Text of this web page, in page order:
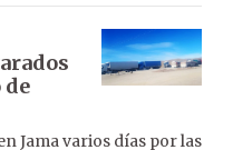
de
Jama varios días por las